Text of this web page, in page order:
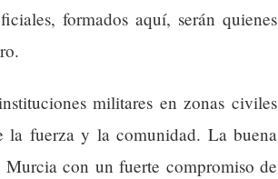
formados aquí, serán quienes
militares en zonas civiles
la fuerza y la comunidad. La buena
con un fuerte compromiso de